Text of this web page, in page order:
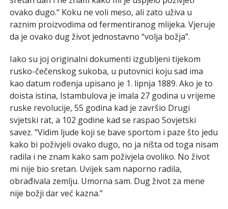
ovako dugo.“ Koku ne voli meso, ali zato uživa u
raznim proizvodima od fermentiranog mlijeka. Vjeruje
da je ovako dug život jednostavno “volja božja”.
Iako su joj originalni dokumenti izgubljeni tijekom
rusko-čečenskog sukoba, u putovnici koju sad ima
kao datum rođenja upisano je 1. lipnja 1889. Ako je to
doista istina, Istambulova je imala 27 godina u vrijeme
ruske revolucije, 55 godina kad je završio Drugi
svjetski rat, a 102 godine kad se raspao Sovjetski
savez. “Vidim ljude koji se bave sportom i paze što jedu
kako bi poživjeli ovako dugo, no ja ništa od toga nisam
radila i ne znam kako sam poživjela ovoliko. No život
mi nije bio sretan. Uvijek sam naporno radila,
obrađivala zemlju. Umorna sam. Dug život za mene
nije božji dar već kazna.”